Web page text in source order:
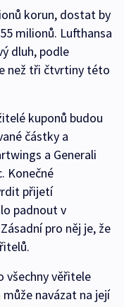
korun, dostat by
milionů. Lufthansa
dluh, podle
než tři čtvrtiny této
kuponů budou
částky a
a Generali
Konečné
přijetí
padnout v
pro něj je, že
všechny věřitele
navázat na její